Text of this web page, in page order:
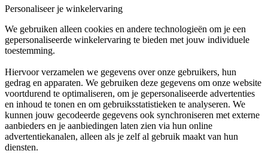
Personaliseer je winkelervaring
We gebruiken alleen cookies en andere technologieën om je een
gepersonaliseerde winkelervaring te bieden met jouw individuele
toestemming.
Hiervoor verzamelen we gegevens over onze gebruikers, hun
gedrag en apparaten. We gebruiken deze gegevens om onze website
voortdurend te optimaliseren, om je gepersonaliseerde advertenties
en inhoud te tonen en om gebruiksstatistieken te analyseren. We
kunnen jouw gecodeerde gegevens ook synchroniseren met externe
aanbieders en je aanbiedingen laten zien via hun online
advertentiekanalen, alleen als je zelf al gebruik maakt van hun
diensten.